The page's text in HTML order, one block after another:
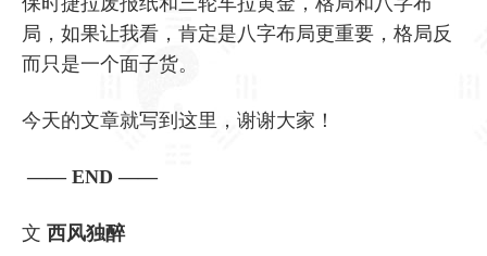
局，如果让我看，肯定是八字布局更重要，格局反
而只是一个面子货。
今天的文章就写到这里，谢谢大家！
—— END ——
文 西风独醉